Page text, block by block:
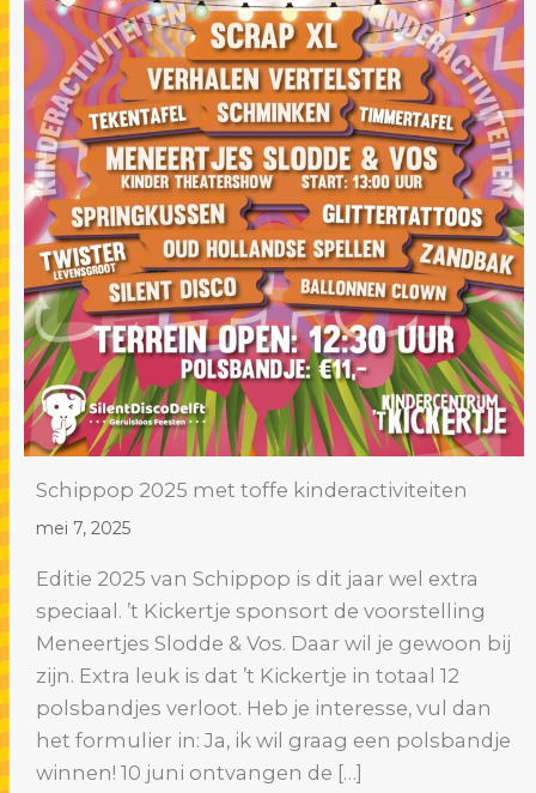
Schippop 2025 met toffe kinderactiviteiten
mei 7, 2025
Editie 2025 van Schippop is dit jaar wel extra
speciaal. ’t Kickertje sponsort de voorstelling
Meneertjes Slodde & Vos. Daar wil je gewoon bij
zijn. Extra leuk is dat ’t Kickertje in totaal 12
polsbandjes verloot. Heb je interesse, vul dan
het formulier in: Ja, ik wil graag een polsbandje
winnen! 10 juni ontvangen de […]